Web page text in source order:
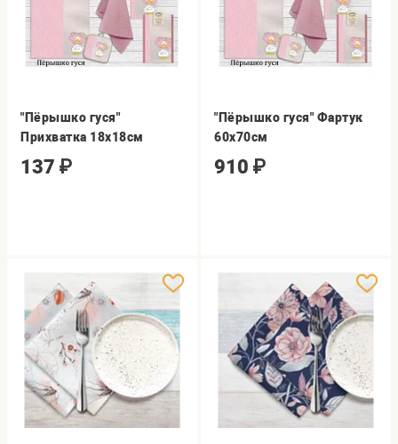
"Пёрышко гуся"
Прихватка 18х18см
137 ₽
"Пёрышко гуся" Фартук
60х70см
910 ₽